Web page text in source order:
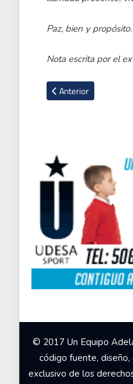
Paz, bien y
Nota escrita por el
Artículo anterior: El
Anterior
© 2017 Un Equipo
código fuente,
exclusivo de los